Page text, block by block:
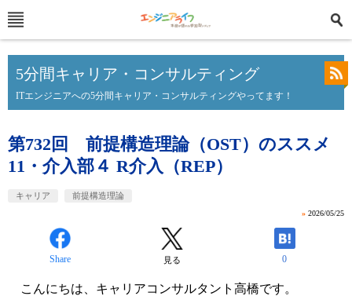
5分間キャリア・コンサルティング
ITエンジニアへの5分間キャリア・コンサルティングやってます！
第732回 前提構造理論（OST）のススメ
11・介入部４ R介入（REP）
キャリア 前提構造理論
» 2026/05/25
Share 見る 0
こんにちは、キャリアコンサルタント高橋です。